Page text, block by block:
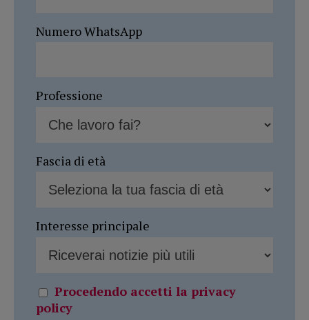
Numero WhatsApp
Professione
Fascia di età
Interesse principale
Procedendo accetti la privacy
policy